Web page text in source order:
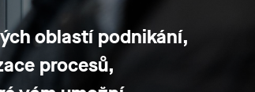
oblastí podnikání,
procesů,